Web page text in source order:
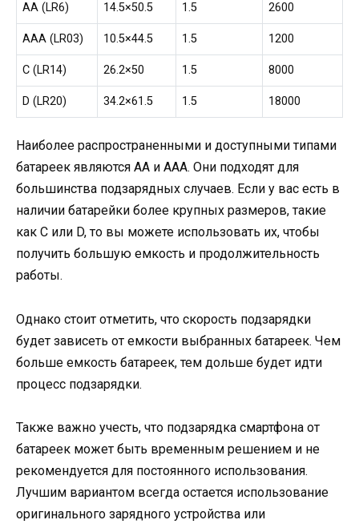
AA (LR6) 14.5×50.5 1.5 2600
AAA (LR03) 10.5×44.5 1.5 1200
C (LR14) 26.2×50 1.5 8000
D (LR20) 34.2×61.5 1.5 18000
Наиболее распространенными и доступными типами
батареек являются AA и AAA. Они подходят для
большинства подзарядных случаев. Если у вас есть в
наличии батарейки более крупных размеров, такие
как C или D, то вы можете использовать их, чтобы
получить большую емкость и продолжительность
работы.
Однако стоит отметить, что скорость подзарядки
будет зависеть от емкости выбранных батареек. Чем
больше емкость батареек, тем дольше будет идти
процесс подзарядки.
Также важно учесть, что подзарядка смартфона от
батареек может быть временным решением и не
рекомендуется для постоянного использования.
Лучшим вариантом всегда остается использование
оригинального зарядного устройства или